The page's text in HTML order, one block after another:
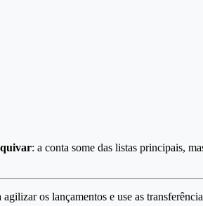
: a conta some das listas principais,
os lançamentos e use as